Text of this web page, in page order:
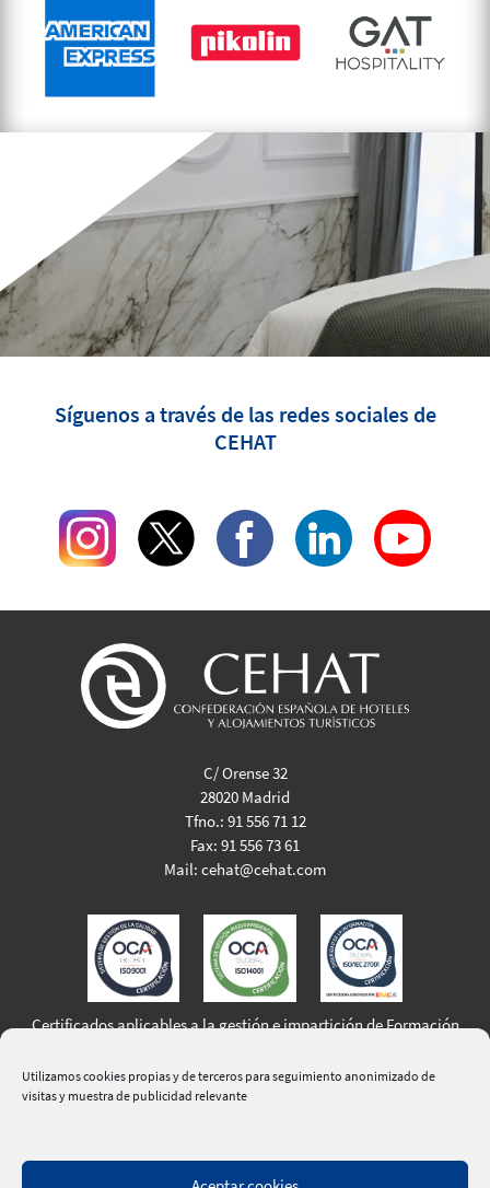
Utilizamos cookies propias y de terceros para seguimiento anonimizado de
visitas y muestra de publicidad relevante
Síguenos a través de las redes sociales de
CEHAT
C/ Orense 32
28020 Madrid
Tfno.: 91 556 71 12
Fax: 91 556 73 61
Mail: cehat@cehat.com
Certificados aplicables a la gestión e impartición de Formación